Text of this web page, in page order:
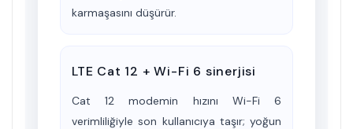
karmaşasını düşürür.
LTE Cat 12 + Wi-Fi 6 sinerjisi
Cat 12 modemin hızını Wi-Fi 6
verimliliğiyle son kullanıcıya taşır; yoğun